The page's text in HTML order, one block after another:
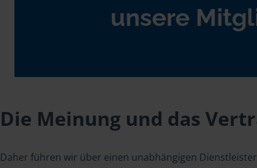
unsere
Die Meinung und das
Daher führen wir über einen unabhängigen